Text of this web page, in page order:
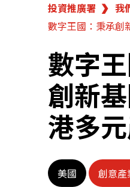
繁 简
香港
我們的
新聞
業務
投資推廣署 我
數字王國：秉承創
數字
創新
港多
美國 創意產